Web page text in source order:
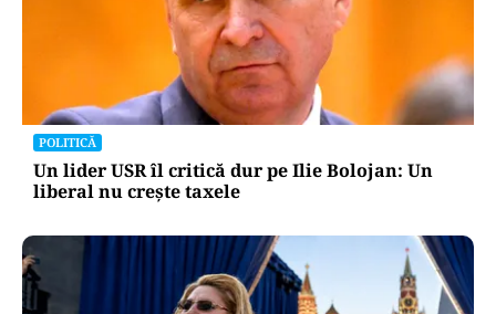
POLITICĂ
Un lider USR îl critică dur pe Ilie Bolojan: Un
liberal nu crește taxele